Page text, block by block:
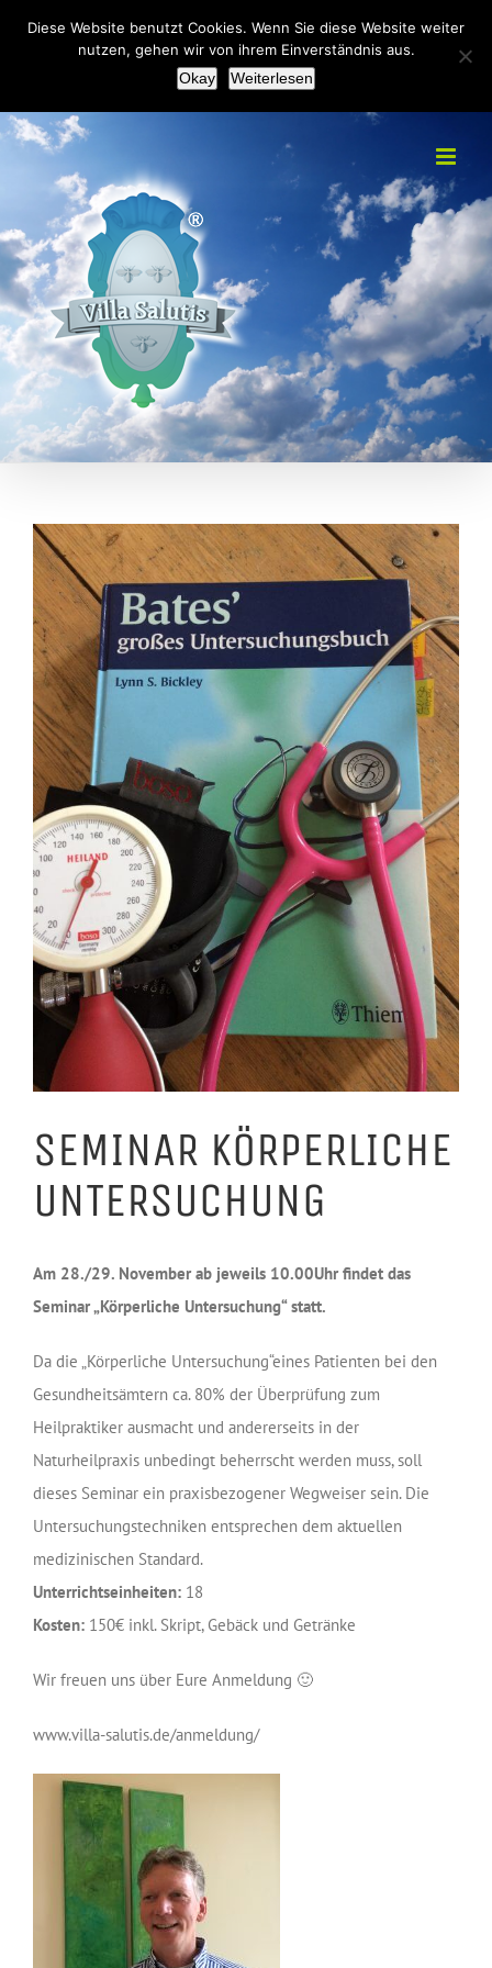
+49(0)2151 451092 info@villa-salutis.de
Facebook
Zeige
grösseres
Bild
SEMINAR KÖRPERLICHE
UNTERSUCHUNG
Am 28./29. November ab jeweils 10.00Uhr findet das
Seminar „Körperliche Untersuchung“ statt.
Da die „Körperliche Untersuchung“eines Patienten bei den
Gesundheitsämtern ca. 80% der Überprüfung zum
Heilpraktiker ausmacht und andererseits in der
Naturheilpraxis unbedingt beherrscht werden muss, soll
dieses Seminar ein praxisbezogener Wegweiser sein. Die
Untersuchungstechniken entsprechen dem aktuellen
medizinischen Standard.
Unterrichtseinheiten: 18
Kosten: 150€ inkl. Skript, Gebäck und Getränke
Wir freuen uns über Eure Anmeldung 🙂
www.villa-salutis.de/anmeldung/
Diese Website benutzt Cookies. Wenn Sie diese Website weiter
nutzen, gehen wir von ihrem Einverständnis aus.
Okay
Weiterlesen